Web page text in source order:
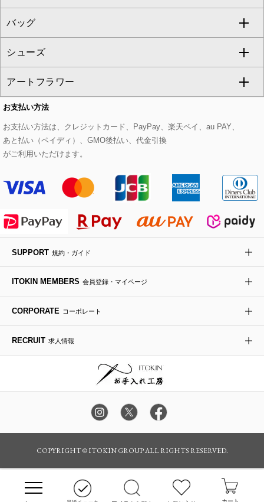
GEORGES RECH
GIANNI LO GIUDICE
CHRISTIAN AUJARD
CHRISTIAN AUJARD Lサイズ
eur3
Maison de CINQ
MK MICHEL KLEIN BAG
HIROKO KOSHINO
パーカー
タンクトップ・キャミソール
スウェット・ジャージー
その他のトップス
サロペット・オールインワン
その他のパンツ
ショート・ミニ丈スカート
その他のスカート
セットアップ
セットアップジャケット
セットアップパンツ
セットアップスカート
セットアップワンピース
ピーコート
ダッフルコート
チェスターコート
モッズコート
ステンカラーコート
ライダースジャケット
デニムジャケット
ダウンジャケット・コート
マスク
ストール・マフラー・スヌード
ベルト・サスペンダー
帽子
ヘアアクセサリー
ハンカチ・バンダナ
手袋
チャーム・ストラップ
その他のグッズ・小物
すべてのアクセサリー
ネックレス
ピアス・イヤリング
ブレスレット・バングル
ブローチ・コサージュ
バッグ
すべてのバッグ
トートバッグ
ショルダーバッグ
ボストンバッグ
バックパック・リュック
ボディバッグ・メッセンジャーバッグ
トラベルバッグ
シューズ
すべてのシューズ
パンプス
スニーカー
フラットシューズ
ローファー
ドレスシューズ
アートフラワー
すべてのアートフラワー
ローズ
カサブランカ・カラー
ラナンキュラス
ポプリアレンジ＆フレグランス
お支払い方法
お支払い方法は、クレジットカード、PayPay、楽天ペイ、au PAY、
あと払い（ペイディ）、GMO後払い、代金引換
がご利用いただけます。
SUPPORT 規約・ガイド
ITOKIN MEMBERS 会員登録・マイページ
CORPORATE コーポレート
RECRUIT 求人情報
COPYRIGHT © ITOKIN GROUP ALL RIGHTS RESERVED.